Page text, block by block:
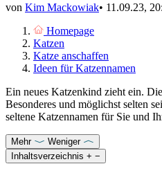
von Kim Mackowiak• 11.09.23,
Homepage
Katzen
Katze anschaffen
Ideen für Katzennamen
Ein neues Katzenkind zieht ein.
Besonderes und möglichst selten
seltene Katzennamen für Sie und
Mehr
Weniger
Inhaltsverzeichnis + −